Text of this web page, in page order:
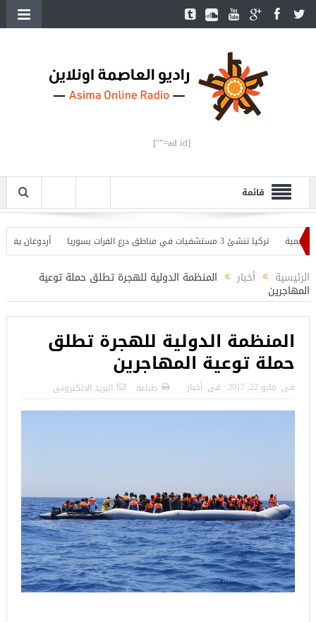
[ad id=""]
قائمة
تركيا تنشئ 3 مستشفيات في مناطق درع الفرات بسوريا
أردوغان يفتتح
الرئيسية أخبار المنظمة الدولية للهجرة تطلق حملة توعية
المهاجرين
المنظمة الدولية للهجرة تطلق
حملة توعية المهاجرين
فى: مايو 22, 2017 فى: أخبار طباعة البريد الالكترونى